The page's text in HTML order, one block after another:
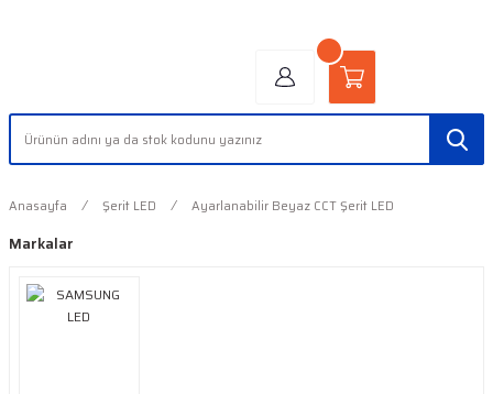
Anasayfa Şerit LED Ayarlanabilir Beyaz CCT Şerit LED
Markalar